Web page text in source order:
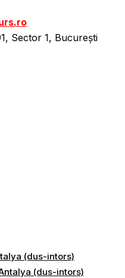
Sector 1, Bucureşti
(dus-intors)
(dus-intors)